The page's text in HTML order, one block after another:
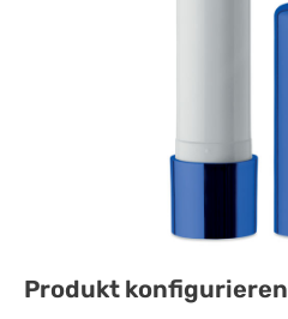
Produkt konfigurieren